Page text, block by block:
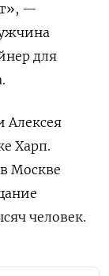
—
для
Алексея
Харп.
Москве
человек.